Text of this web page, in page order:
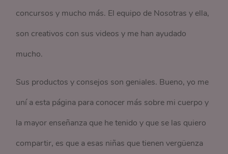
concursos y mucho más. El equipo de Nosotras y ella,
son creativos con sus videos y me han ayudado
mucho.
Sus productos y consejos son geniales. Bueno, yo me
uní a esta página para conocer más sobre mi cuerpo y
la mayor enseñanza que he tenido y que se las quiero
compartir, es que a esas niñas que tienen vergüenza